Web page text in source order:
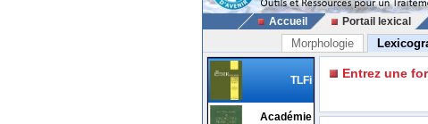
Accueil Portail lexical
Morphologie
TLFi
Académie
Entrez une